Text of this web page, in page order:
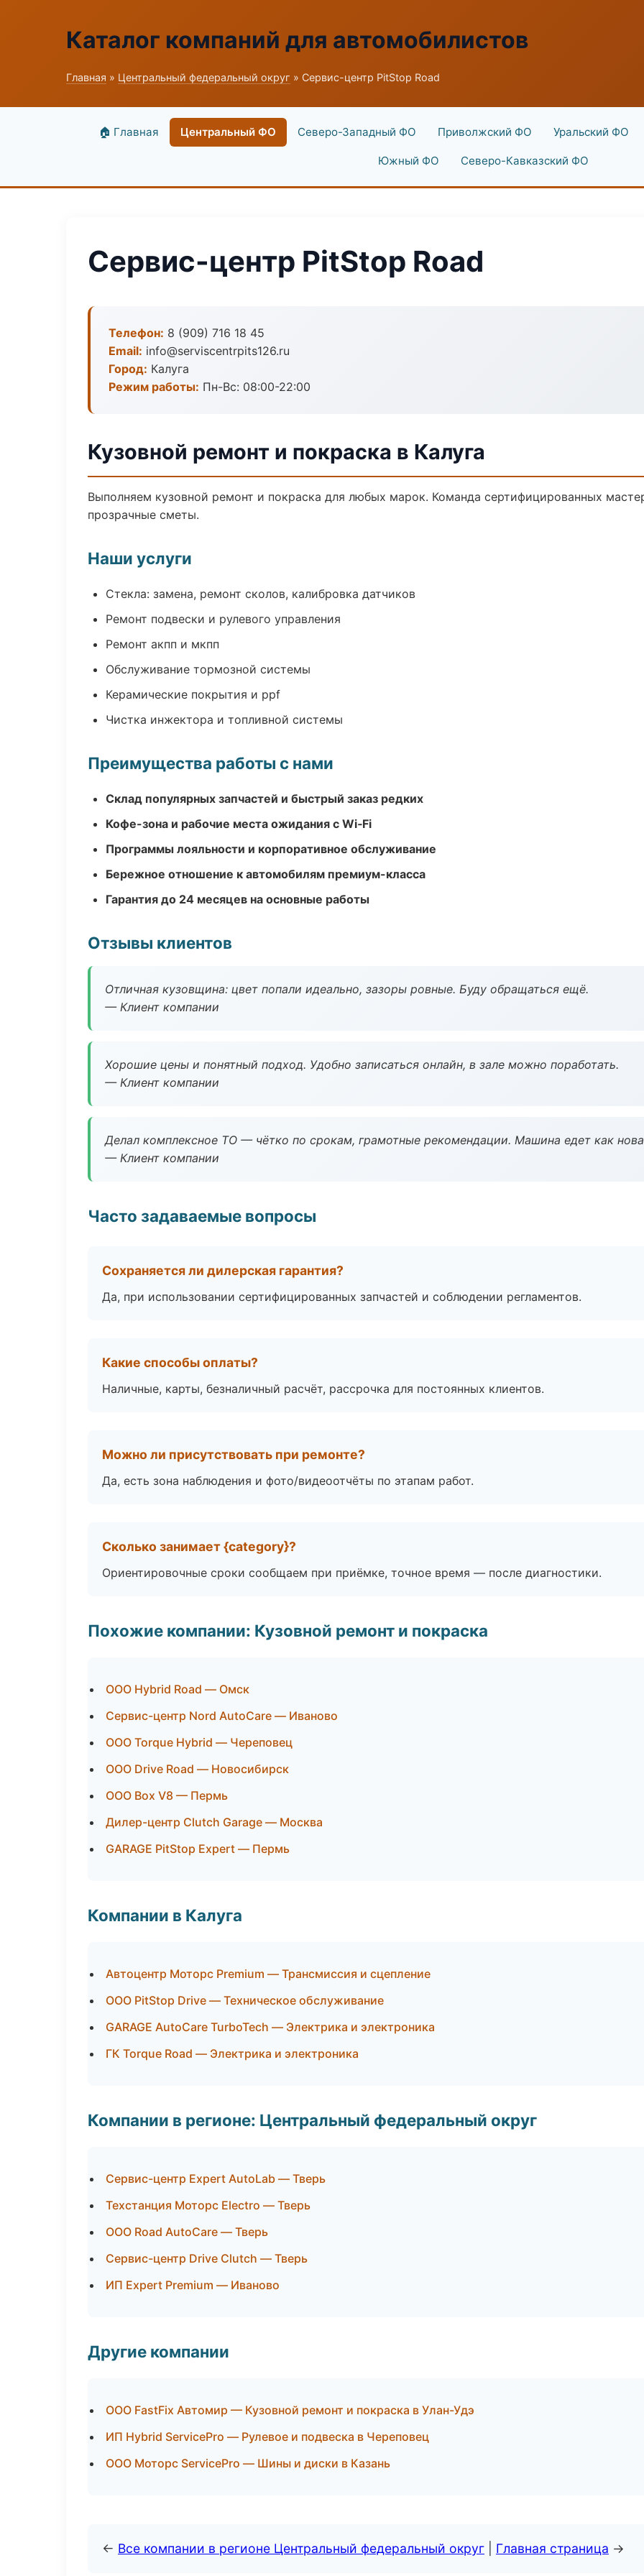
Каталог компаний для автомобилистов
Главная » Центральный федеральный округ » Сервис-центр PitStop Road
🏠 Главная Центральный ФО Северо-Западный ФО Приволжский ФО Уральский ФО
Южный ФО Северо-Кавказский ФО
Сервис-центр PitStop Road
Телефон: 8 (909) 716 18 45
Email: info@serviscentrpits126.ru
Город: Калуга
Режим работы: Пн-Вс: 08:00-22:00
Кузовной ремонт и покраска в Калуга
Выполняем кузовной ремонт и покраска для любых марок. Команда сертифицированных
прозрачные сметы.
Наши услуги
Стекла: замена, ремонт сколов, калибровка датчиков
Ремонт подвески и рулевого управления
Ремонт акпп и мкпп
Обслуживание тормозной системы
Керамические покрытия и ppf
Чистка инжектора и топливной системы
Преимущества работы с нами
Склад популярных запчастей и быстрый заказ редких
Кофе-зона и рабочие места ожидания с Wi‑Fi
Программы лояльности и корпоративное обслуживание
Бережное отношение к автомобилям премиум-класса
Гарантия до 24 месяцев на основные работы
Отзывы клиентов
Отличная кузовщина: цвет попали идеально, зазоры ровные. Буду обращаться ещё.
— Клиент компании
Хорошие цены и понятный подход. Удобно записаться онлайн, в зале можно поработать.
— Клиент компании
Делал комплексное ТО — чётко по срокам, грамотные рекомендации. Машина едет как
— Клиент компании
Часто задаваемые вопросы
Сохраняется ли дилерская гарантия?
Да, при использовании сертифицированных запчастей и соблюдении регламентов.
Какие способы оплаты?
Наличные, карты, безналичный расчёт, рассрочка для постоянных клиентов.
Можно ли присутствовать при ремонте?
Да, есть зона наблюдения и фото/видеоотчёты по этапам работ.
Сколько занимает {category}?
Ориентировочные сроки сообщаем при приёмке, точное время — после диагностики.
Похожие компании: Кузовной ремонт и покраска
ООО Hybrid Road — Омск
Сервис-центр Nord AutoCare — Иваново
ООО Torque Hybrid — Череповец
ООО Drive Road — Новосибирск
ООО Box V8 — Пермь
Дилер-центр Clutch Garage — Москва
GARAGE PitStop Expert — Пермь
Компании в Калуга
Автоцентр Моторс Premium — Трансмиссия и сцепление
ООО PitStop Drive — Техническое обслуживание
GARAGE AutoCare TurboTech — Электрика и электроника
ГК Torque Road — Электрика и электроника
Компании в регионе: Центральный федеральный округ
Сервис-центр Expert AutoLab — Тверь
Техстанция Моторс Electro — Тверь
ООО Road AutoCare — Тверь
Сервис-центр Drive Clutch — Тверь
ИП Expert Premium — Иваново
Другие компании
ООО FastFix Автомир — Кузовной ремонт и покраска в Улан-Удэ
ИП Hybrid ServicePro — Рулевое и подвеска в Череповец
ООО Моторс ServicePro — Шины и диски в Казань
← Все компании в регионе Центральный федеральный округ Главная страница →